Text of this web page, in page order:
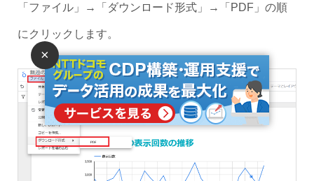
「ファイル」→「ダウンロード形式」→「PDF」の順
にクリックします。
×